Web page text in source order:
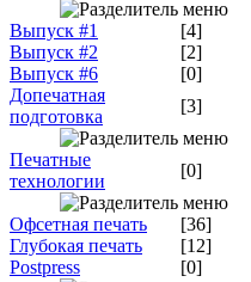
Выпуск #1
[4]
Выпуск #2
[2]
Выпуск #6
[0]
Допечатная
подготовка
[3]
Печатные
технологии
[0]
Офсетная печать
[36]
Глубокая печать
[12]
Postpress
[0]